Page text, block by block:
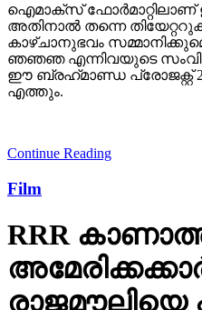
ഐമാക്‌സ് ഫോര്‍മാറ്റിലാണ്
അതിനാല്‍ തന്നെ
കാഴ്ചാനുഭവം
ഞഞഞ എന്നിവയുടെ
ഈ ബ്രഹ്‌മാണ്ഡ പ്രോജക്റ്റ്
എത്തും.
Continue Reading
Film
RRR
രാജമൗലിയെ